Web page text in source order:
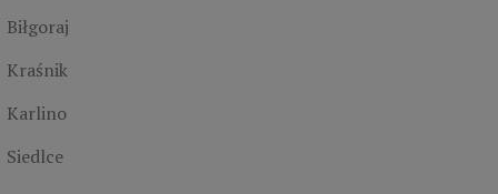
Biłgoraj
Kraśnik
Karlino
Siedlce